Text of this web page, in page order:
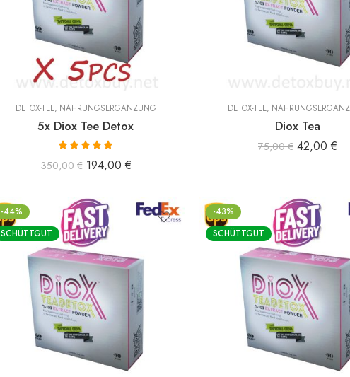
DETOX-TEE, NAHRUNGSERGÄNZUNG
5x Diox Tee Detox
Bewertet mit
von 5
350,00€ 194,00 €
DETOX-TEE,
Diox Tea
75,00€ 42,00 €
-44%
SCHÜTTGUT
-43%
SCHÜTTGUT